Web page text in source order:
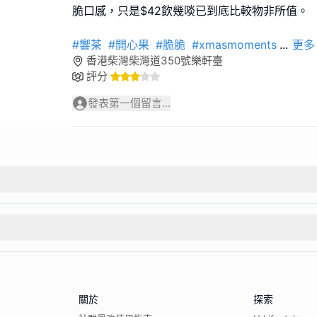
脆口感，只是$42飲幾啖已到底比較物非所值。
#響茶 #開心果 #脆脆 #xmasmoments ... 更多
香港柴灣柴灣道350號樂軒臺
評分
發表第一個留言...
關於 探索